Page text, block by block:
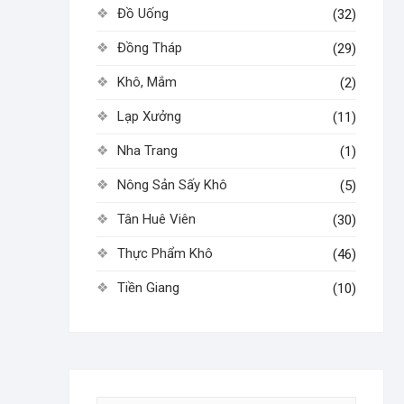
Đồ Uống (32)
Đồng Tháp (29)
Khô, Mắm (2)
Lạp Xưởng (11)
Nha Trang (1)
Nông Sản Sấy Khô (5)
Tân Huê Viên (30)
Thực Phẩm Khô (46)
Tiền Giang (10)